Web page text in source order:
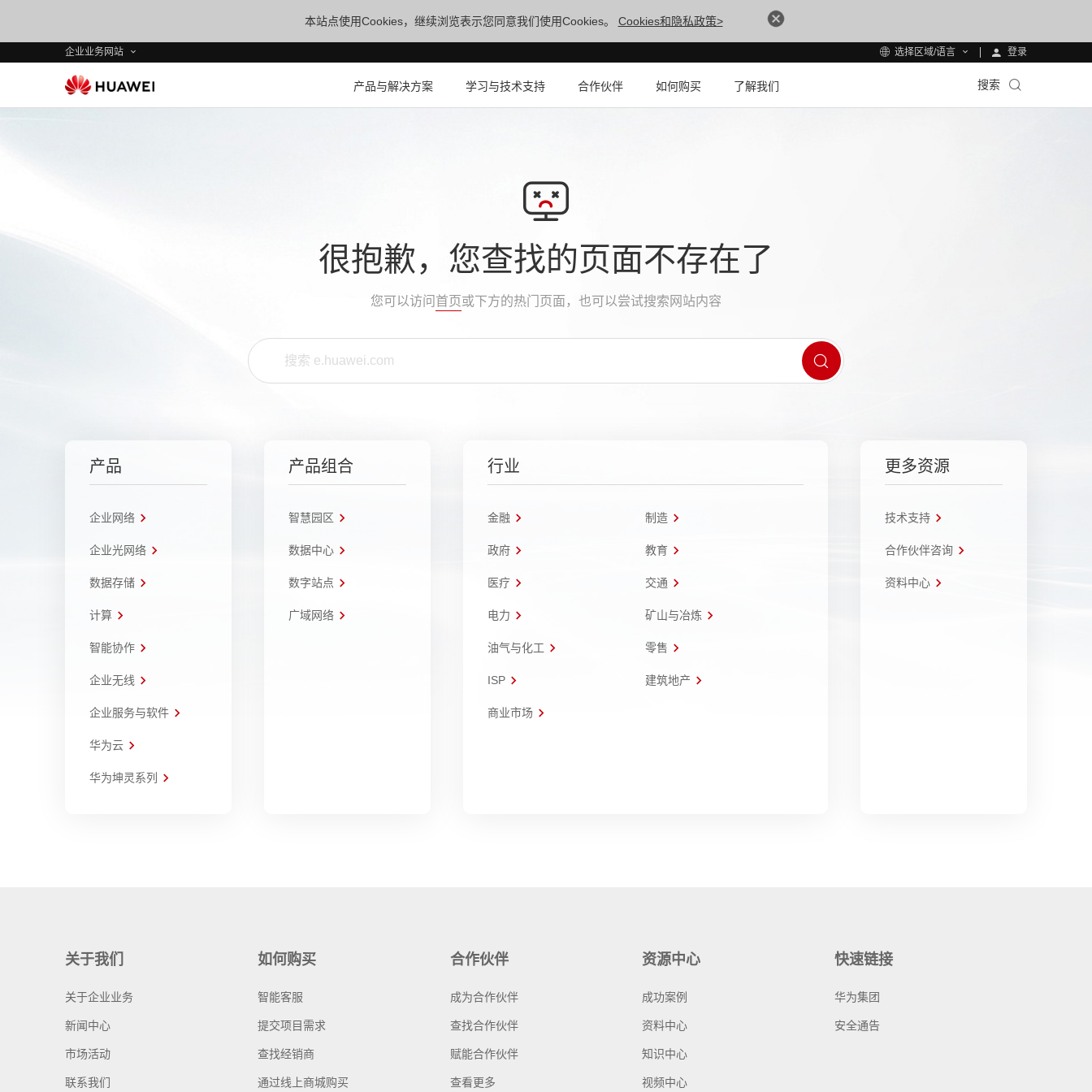
本站点使用Cookies，继续浏览表示您同意我们使用Cookies。 Cookies和隐私政策>
企业业务网站 选择区域/语言 登录
产品与解决方案 学习与技术支持 合作伙伴 如何购买 了解我们 搜索
很抱歉，您查找的页面不存在了
您可以访问 首页或下方的热门页面，也可以尝试搜索网站内容
产品
企业网络
企业光网络
数据存储
计算
智能协作
企业无线
企业服务与软件
华为云
华为坤灵系列
产品组合
智慧园区
数据中心
数字站点
广域网络
行业
金融 制造
政府 教育
医疗 交通
电力 矿山与冶炼
油气与化工 零售
ISP 建筑地产
商业市场
更多资源
技术支持
合作伙伴咨询
资料中心
关于我们
关于企业业务
新闻中心
市场活动
联系我们
如何购买
智能客服
提交项目需求
查找经销商
通过线上商城购买
合作伙伴
成为合作伙伴
查找合作伙伴
赋能合作伙伴
查看更多
资源中心
成功案例
资料中心
知识中心
视频中心
快速链接
华为集团
安全通告